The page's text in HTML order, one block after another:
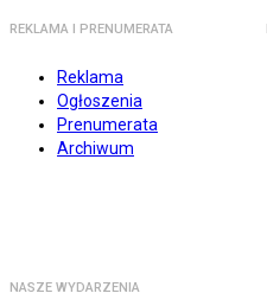
REKLAMA I PRENUMERATA
Reklama
Ogłoszenia
Prenumerata
Archiwum
NASZE WYDARZENIA